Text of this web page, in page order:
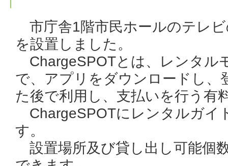
市庁舎1階市民ホールのテレ
を設置しました。
ChargeSPOTとは、レンタル
で、アプリをダウンロードし、
た後で利用し、支払いを行う有
ChargeSPOTにレンタルガイ
す。
設置場所及び貸し出し可能個